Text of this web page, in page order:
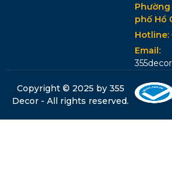
Phường
phố Hồ
Hotline:
Email:
Copyright © 2025 by 355
Decor - All rights reserved.